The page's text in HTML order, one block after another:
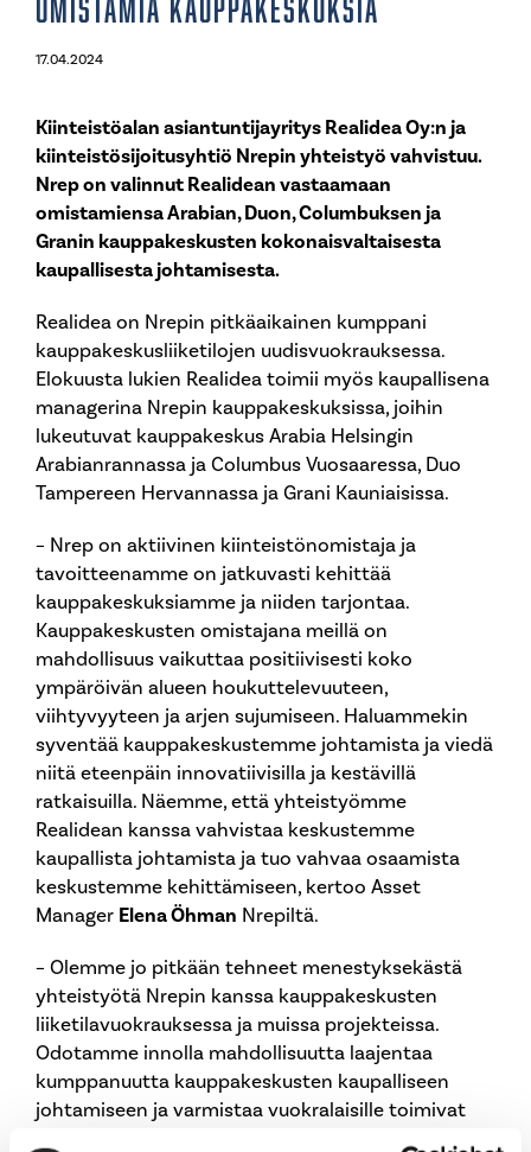
omistamia kauppakeskuksia
17.04.2024
Kiinteistöalan asiantuntijayritys Realidea Oy:n ja
kiinteistösijoitusyhtiö Nrepin yhteistyö vahvistuu.
Nrep on valinnut Realidean vastaamaan
omistamiensa Arabian, Duon, Columbuksen ja
Granin kauppakeskusten kokonaisvaltaisesta
kaupallisesta johtamisesta.
Realidea on Nrepin pitkäaikainen kumppani
kauppakeskusliiketilojen uudisvuokrauksessa.
Elokuusta lukien Realidea toimii myös kaupallisena
managerina Nrepin kauppakeskuksissa, joihin
lukeutuvat kauppakeskus Arabia Helsingin
Arabianrannassa ja Columbus Vuosaaressa, Duo
Tampereen Hervannassa ja Grani Kauniaisissa.
– Nrep on aktiivinen kiinteistönomistaja ja
tavoitteenamme on jatkuvasti kehittää
kauppakeskuksiamme ja niiden tarjontaa.
Kauppakeskusten omistajana meillä on
mahdollisuus vaikuttaa positiivisesti koko
ympäröivän alueen houkuttelevuuteen,
viihtyvyyteen ja arjen sujumiseen. Haluammekin
syventää kauppakeskustemme johtamista ja viedä
niitä eteenpäin innovatiivisilla ja kestävillä
ratkaisuilla. Näemme, että yhteistyömme
Realidean kanssa vahvistaa keskustemme
kaupallista johtamista ja tuo vahvaa osaamista
keskustemme kehittämiseen, kertoo Asset
Manager Elena Öhman Nrepiltä.
– Olemme jo pitkään tehneet menestyksekästä
yhteistyötä Nrepin kanssa kauppakeskusten
liiketilavuokrauksessa ja muissa projekteissa.
Odotamme innolla mahdollisuutta laajentaa
kumppanuutta kauppakeskusten kaupalliseen
johtamiseen ja varmistaa vuokralaisille toimivat